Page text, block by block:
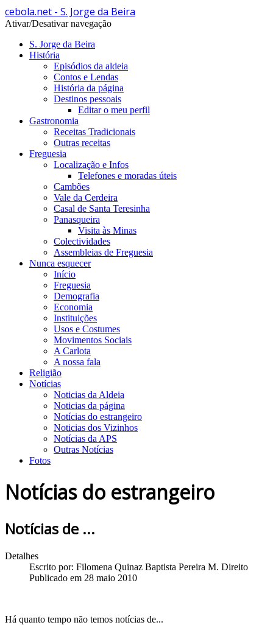
cebola.net - S. Jorge da Beira
Ativar/Desativar navegação
S. Jorge da Beira
História
Episódios da aldeia
Contos e Lendas
História da página
Destinos pessoais
Editar o meu perfil
Gastronomia
Receitas Tradicionais
Outras receitas
Freguesia
Localização e Infos
Telefones e moradas úteis
Cambões
Vale da Cerdeira
Casal de Santa Teresinha
Panasqueira
Visita às Minas
Colectividades
Assembleias de Freguesia
Nunca esquecer
Início
Freguesia
Demografia
Economia
Instituições
Usos e Costumes
Movimentos Sociais
A Carlota
A nossa fala
Religião
Notícias
Noticias da Aldeia
Noticias da página
Notícias do estrangeiro
Noticias dos Vizinhos
Notícias da APS
Outras Notícias
Fotos
Notícias do estrangeiro
Notícias de ...
Detalhes
Escrito por: Filomena Quinaz Baptista Pereira M. Direito
Publicado em 28 maio 2010
Há quanto tempo não temos notícias de...